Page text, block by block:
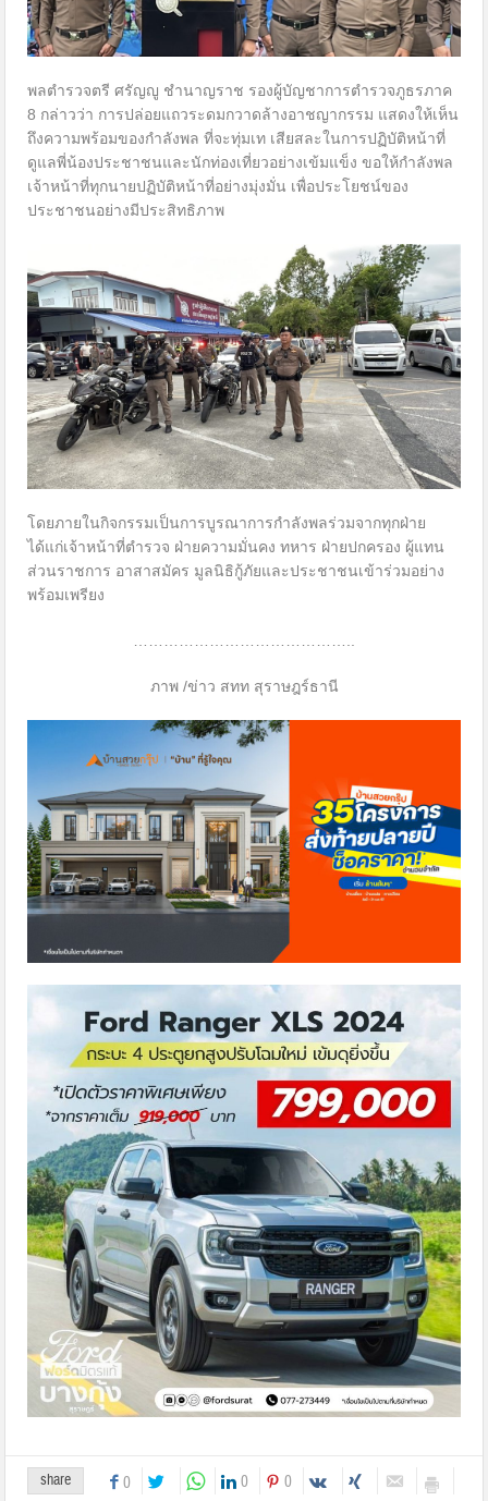
พลตำรวจตรี ศรัญญู ชำนาญราช รองผู้บัญชาการตำรวจภูธรภาค
8 กล่าวว่า การปล่อยแถวระดมกวาดล้างอาชญากรรม แสดงให้เห็น
ถึงความพร้อมของกำลังพล ที่จะทุ่มเท เสียสละในการปฏิบัติหน้าที่
ดูแลพี่น้องประชาชนและนักท่องเที่ยวอย่างเข้มแข็ง ขอให้กำลังพล
เจ้าหน้าที่ทุกนายปฏิบัติหน้าที่อย่างมุ่งมั่น เพื่อประโยชน์ของ
ประชาชนอย่างมีประสิทธิภาพ
โดยภายในกิจกรรมเป็นการบูรณาการกำลังพลร่วมจากทุกฝ่าย
ได้แก่เจ้าหน้าที่ตำรวจ ฝ่ายความมั่นคง ทหาร ฝ่ายปกครอง ผู้แทน
ส่วนราชการ อาสาสมัคร มูลนิธิกู้ภัยและประชาชนเข้าร่วมอย่าง
พร้อมเพรียง
ภาพ /ข่าว สทท สุราษฎร์ธานี
share 0 0 0